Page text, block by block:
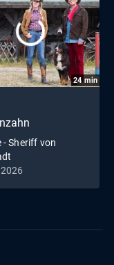
24 min
- Sheriff von